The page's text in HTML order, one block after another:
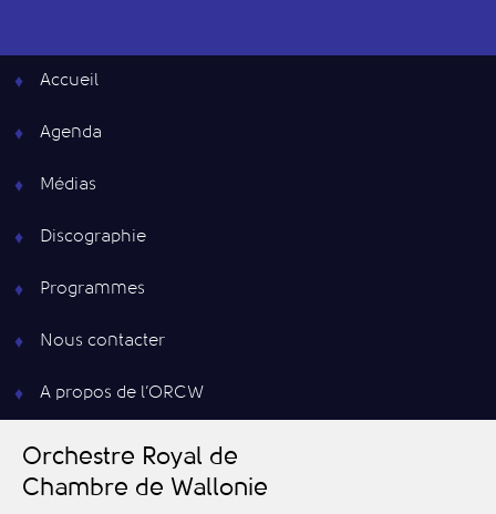
Accueil
Agenda
Médias
Discographie
Programmes
Nous contacter
A propos de l’ORCW
Orchestre Royal de
Chambre de Wallonie